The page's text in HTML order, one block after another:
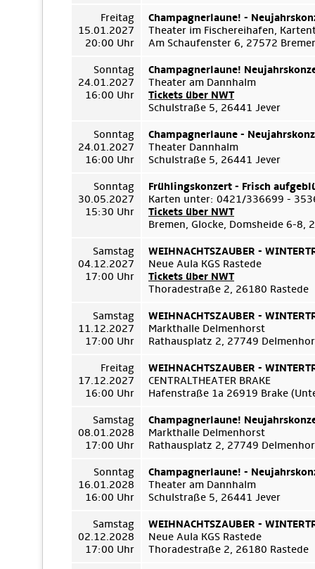
Freitag
15.01.2027
20:00 Uhr
Champagnerlaune! -
Theater im Fischereihafen,
Am Schaufenster 6, 27572
Sonntag
24.01.2027
16:00 Uhr
Champagnerlaune!
Theater am Dannhalm
Tickets über NWT
Schulstraße 5, 26441 Jever
Sonntag
24.01.2027
16:00 Uhr
Champagnerlaune -
Theater Dannhalm
Schulstraße 5, 26441 Jever
Sonntag
30.05.2027
15:30 Uhr
Frühlingskonzert - Frisch
Karten unter: 0421/336699 -
Tickets über NWT
Bremen, Glocke, Domsheide 6-8,
Samstag
04.12.2027
17:00 Uhr
WEIHNACHTSZAUBER -
Neue Aula KGS Rastede
Tickets über NWT
Thoradestraße 2, 26180 Rastede
Samstag
11.12.2027
17:00 Uhr
WEIHNACHTSZAUBER -
Markthalle Delmenhorst
Rathausplatz 2, 27749
Freitag
17.12.2027
16:00 Uhr
WEIHNACHTSZAUBER -
CENTRALTHEATER BRAKE
Hafenstraße 1a 26919 Brake
Samstag
08.01.2028
17:00 Uhr
Champagnerlaune!
Markthalle Delmenhorst
Rathausplatz 2, 27749
Sonntag
16.01.2028
16:00 Uhr
Champagnerlaune! -
Theater am Dannhalm
Schulstraße 5, 26441 Jever
Samstag
02.12.2028
17:00 Uhr
WEIHNACHTSZAUBER -
Neue Aula KGS Rastede
Thoradestraße 2, 26180 Rastede